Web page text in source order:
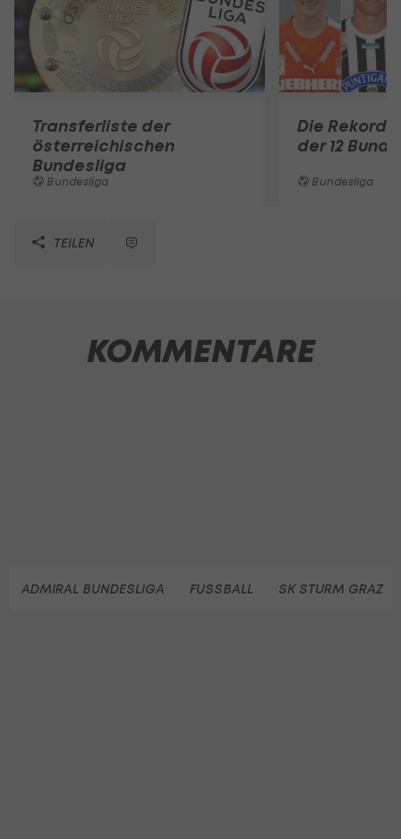
Transferliste der
österreichischen
Bundesliga
Bundesliga
Die Rekord-
der 12
Bundesliga
TEILEN
KOMMENTARE
ADMIRAL BUNDESLIGA FUSSBALL SK STURM GRAZ